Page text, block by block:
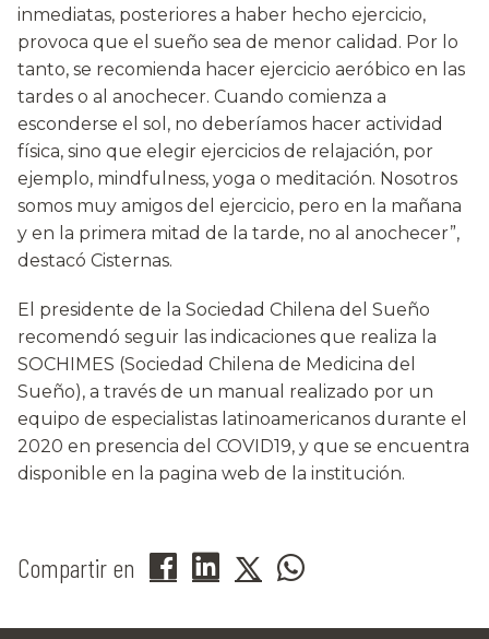
inmediatas, posteriores a haber hecho ejercicio,
provoca que el sueño sea de menor calidad. Por lo
tanto, se recomienda hacer ejercicio aeróbico en las
tardes o al anochecer. Cuando comienza a
esconderse el sol, no deberíamos hacer actividad
física, sino que elegir ejercicios de relajación, por
ejemplo, mindfulness, yoga o meditación. Nosotros
somos muy amigos del ejercicio, pero en la mañana
y en la primera mitad de la tarde, no al anochecer”,
destacó Cisternas.
El presidente de la Sociedad Chilena del Sueño
recomendó seguir las indicaciones que realiza la
SOCHIMES (Sociedad Chilena de Medicina del
Sueño), a través de un manual realizado por un
equipo de especialistas latinoamericanos durante el
2020 en presencia del COVID19, y que se encuentra
disponible en la pagina web de la institución.
Compartir en